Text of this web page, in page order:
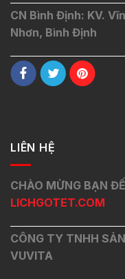
CN Bình Định: KV.
Nhơn, Bình Định
LIÊN HỆ
CHÀO MỪNG BẠN
LICHGOTET.COM
CÔNG TY TNHH
VUVITA